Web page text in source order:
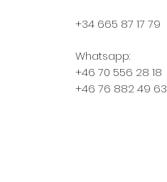
+34 665 87 17 79
Whatsapp:
+46 70 556 28 18
+46 76 882 49 63